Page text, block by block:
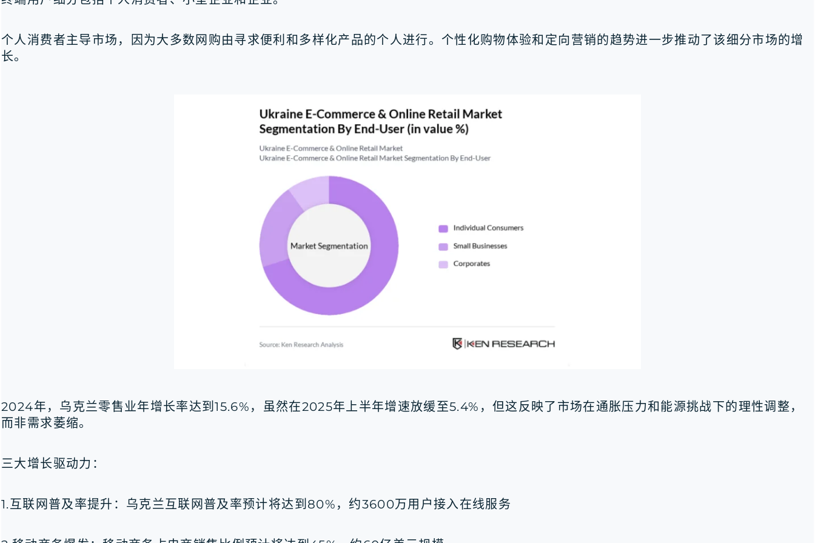
个人消费者主导市场，因为大多数网购由寻求便利和多样化产品的个人进行。个性化购物体验和定向营销的趋势进一步推动了该细分市场的增
长。
2024年，乌克兰零售业年增长率达到15.6%，虽然在2025年上半年增速放缓至5.4%，但这反映了市场在通胀压力和能源挑战下的理性调整，
而非需求萎缩。
三大增长驱动力：
1.互联网普及率提升：乌克兰互联网普及率预计将达到80%，约3600万用户接入在线服务